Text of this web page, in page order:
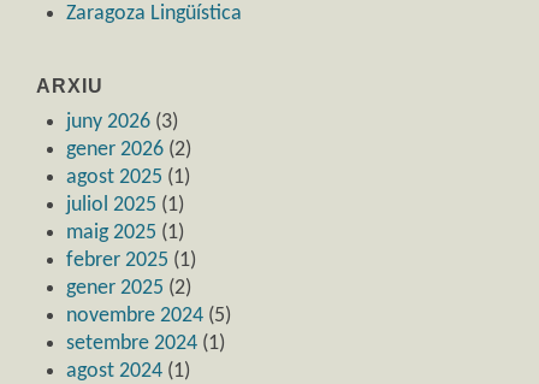
Zaragoza Lingüística
ARXIU
juny 2026 (3)
gener 2026 (2)
agost 2025 (1)
juliol 2025 (1)
maig 2025 (1)
febrer 2025 (1)
gener 2025 (2)
novembre 2024 (5)
setembre 2024 (1)
agost 2024 (1)